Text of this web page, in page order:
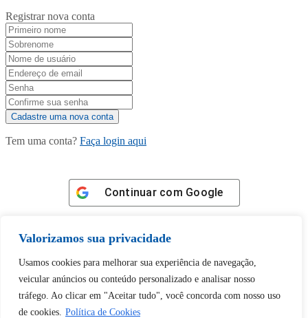
Valorizamos sua privacidade
Usamos cookies para melhorar sua experiência de navegação,
veicular anúncios ou conteúdo personalizado e analisar nosso
tráfego. Ao clicar em "Aceitar tudo", você concorda com nosso uso
de cookies. Política de Cookies
Registrar nova conta
Tem uma conta? Faça login aqui
Continuar com Google
Tem certeza de que deseja
desbloquear esta publicação?